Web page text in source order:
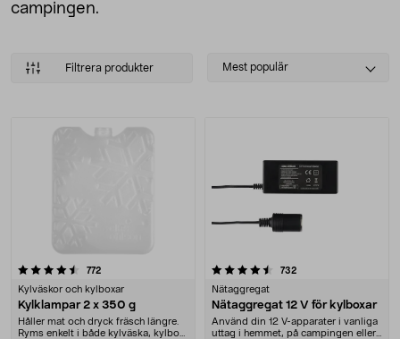
campingen.
Filtrera produkter
Select
Mest populär
Produkter
772recensioner
Kylväskor och kylboxar
Kylklampar 2 x 350 g
Håller mat och dryck fräsch längre.
Ryms enkelt i både kylväska, kylbox
4.5 av 5 stjärnor 732recensioner
Nätaggregat
Nätaggregat 12 V för kylboxar
Använd din 12 V-apparater i vanliga
uttag i hemmet, på campingen eller i